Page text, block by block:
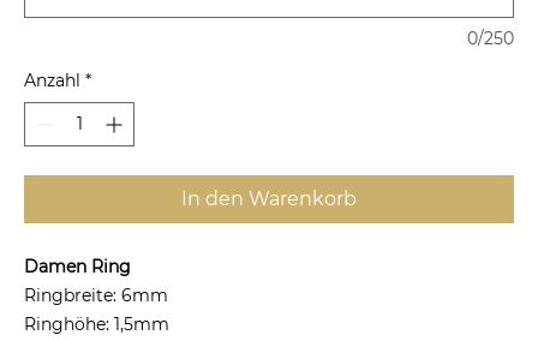
0/250
Anzahl *
In den Warenkorb
Damen Ring
Ringbreite: 6mm
Ringhöhe: 1,5mm